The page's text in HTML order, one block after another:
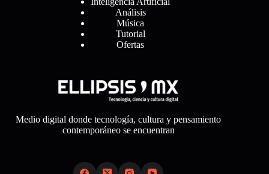
Análisis
Música
Tutorial
Ofertas
Medio digital donde tecnología, cultura y pensamiento
contemporáneo se encuentran